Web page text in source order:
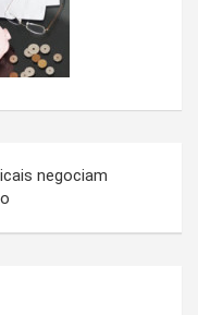
negociam